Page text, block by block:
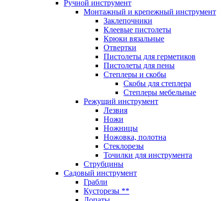
Ручной инструмент
Монтажный и крепежный инструмент
Заклепочники
Клеевые пистолеты
Крюки вязальные
Отвертки
Пистолеты для герметиков
Пистолеты для пены
Степлеры и скобы
Скобы для степлера
Степлеры мебельные
Режущий инструмент
Лезвия
Ножи
Ножницы
Ножовка, полотна
Стеклорезы
Точилки для инструмента
Струбцины
Садовый инструмент
Грабли
Кусторезы **